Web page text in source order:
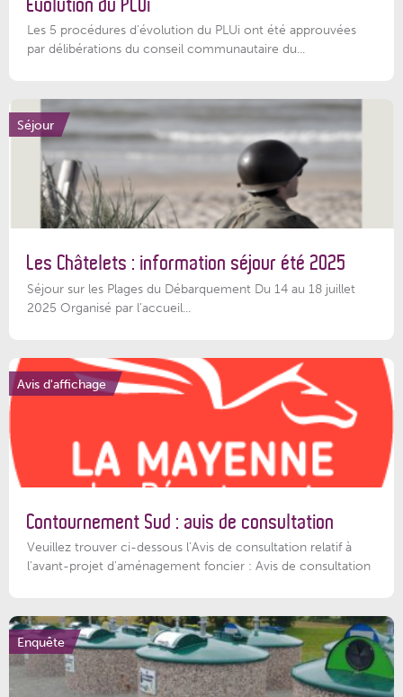
Évolution du PLUi
Les 5 procédures d’évolution du PLUi ont été approuvées
par délibérations du conseil communautaire du...
Séjour
Les Châtelets : information séjour été 2025
Séjour sur les Plages du Débarquement Du 14 au 18 juillet
2025 Organisé par l’accueil...
Avis d'affichage
Contournement Sud : avis de consultation
Veuillez trouver ci-dessous l’Avis de consultation relatif à
l'avant-projet d'aménagement foncier : Avis de consultation
Enquête